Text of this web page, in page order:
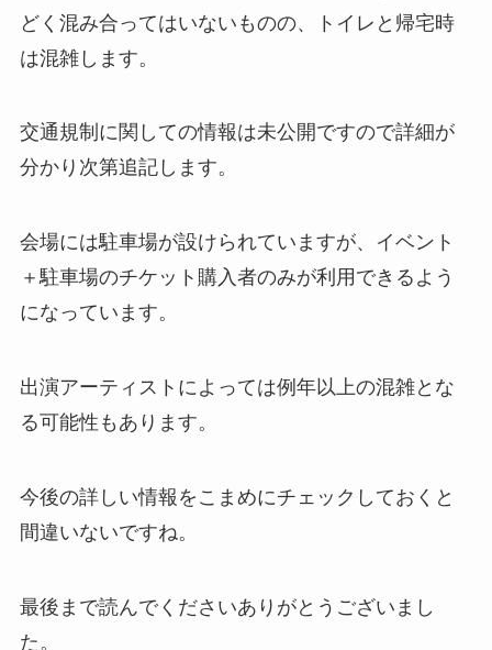
どく混み合ってはいないものの、トイレと帰宅時
は混雑します。
交通規制に関しての情報は未公開ですので詳細が
分かり次第追記します。
会場には駐車場が設けられていますが、イベント
＋駐車場のチケット購入者のみが利用できるよう
になっています。
出演アーティストによっては例年以上の混雑とな
る可能性もあります。
今後の詳しい情報をこまめにチェックしておくと
間違いないですね。
最後まで読んでくださいありがとうございまし
た。